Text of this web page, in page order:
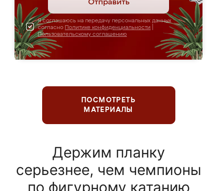
Отправить
Я соглашаюсь на передачу персональных данных
согласно Политике конфиденциальности
Пользовательскому соглашению
ПОСМОТРЕТЬ
МАТЕРИАЛЫ
Держим планку
серьезнее, чем чемпионы
по фигурному катанию